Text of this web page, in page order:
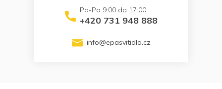
+420 731 948 888
info@epasvitidla.cz